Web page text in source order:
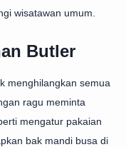
wisatawan umum.
Butler
menghilangkan semua
ragu meminta
mengatur pakaian
bak mandi busa di